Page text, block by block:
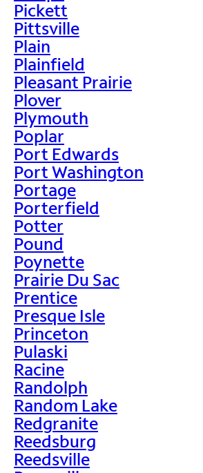
Pickett
Pittsville
Plain
Plainfield
Pleasant Prairie
Plover
Plymouth
Poplar
Port Edwards
Port Washington
Portage
Porterfield
Potter
Pound
Poynette
Prairie Du Sac
Prentice
Presque Isle
Princeton
Pulaski
Racine
Randolph
Random Lake
Redgranite
Reedsburg
Reedsville